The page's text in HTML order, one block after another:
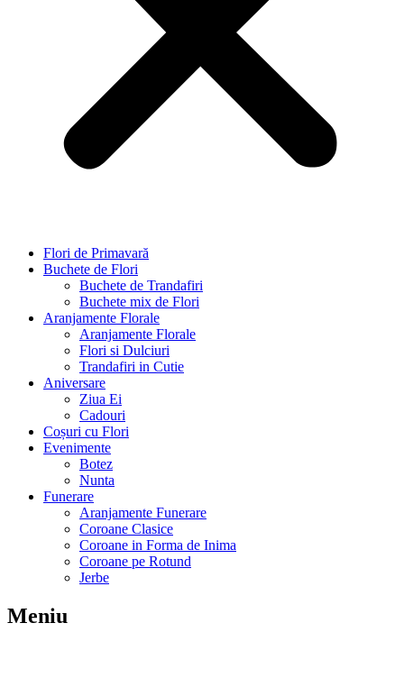
Flori de Primavară
Buchete de Flori
Buchete de Trandafiri
Buchete mix de Flori
Aranjamente Florale
Aranjamente Florale
Flori si Dulciuri
Trandafiri in Cutie
Aniversare
Ziua Ei
Cadouri
Coșuri cu Flori
Evenimente
Botez
Nunta
Funerare
Aranjamente Funerare
Coroane Clasice
Coroane in Forma de Inima
Coroane pe Rotund
Jerbe
Meniu